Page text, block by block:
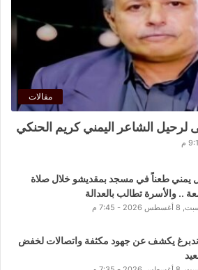
مقالات
لرحيل الشاعر اليمني كريم الحنكي
يمني طعناً في مسجد بمقديشو خلال صلاة
.. والأسرة تطالب بالعدالة
2026 - 7:45 م
يكشف عن جهود مكثفة واتصالات لخفض